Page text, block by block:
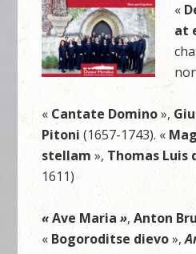
«
at
« Cantate Domino»,
Pitoni (1657-1743). «
stellam », Thomas Luis
1611)
«Ave Maria »,Anton
« Bogoroditse dievo»,